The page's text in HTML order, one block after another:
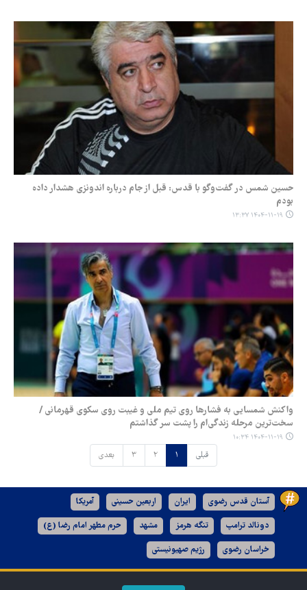
حسین شمس در گفت‌وگو با قدس: قبل از جام درباره اندونزی هشدار داده
بودم
۱۴۰۴-۱۱-۱۹ ۱۳:۳۷
واکنش شمسایی به فشارها روی تیم ملی و غیبت روی سکوی قهرمانی /
سخت‌ترین مرحله زندگی‌ام را پشت سر گذاشتم
۱۴۰۴-۱۱-۱۹ ۱۰:۳۴
قبلی ۱ ۲ ۳ بعدی
آستان قدس رضوی ایران اربعین حسینی آمریکا
دونالد ترامپ تنگه هرمز مشهد حرم مطهر امام رضا (ع)
خراسان رضوی رژیم صهیونیستی